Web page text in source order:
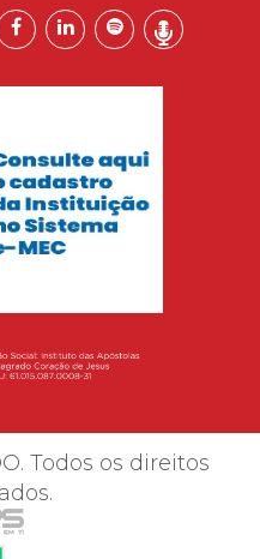
Todos os direitos